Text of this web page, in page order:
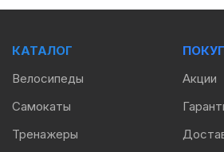
КАТАЛОГ
Велосипеды
Самокаты
Тренажеры
Акции